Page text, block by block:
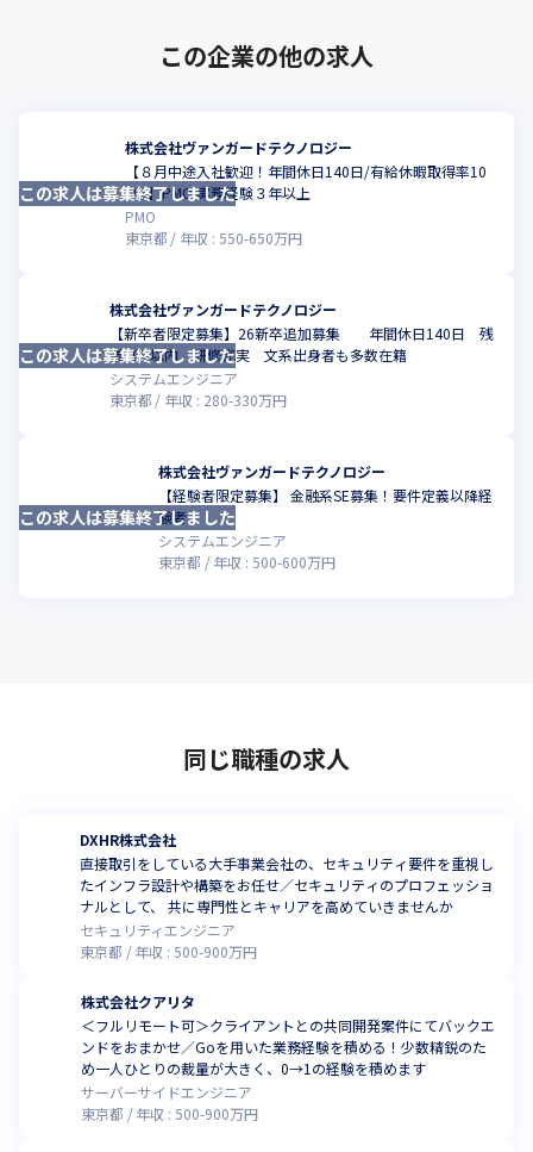
この企業の他の求人
株式会社ヴァンガードテクノロジー
【８月中途入社歓迎！年間休日140日/有給休暇取得率10
0％】PMO 実務経験３年以上
PMO
東京都
年収 : 550-650万円
この求人は募集終了しました
株式会社ヴァンガードテクノロジー
【新卒者限定募集】26新卒追加募集 年間休日140日 残
業10H以内 研修充実 文系出身者も多数在籍
システムエンジニア
東京都
年収 : 280-330万円
この求人は募集終了しました
株式会社ヴァンガードテクノロジー
【経験者限定募集】 金融系SE募集！要件定義以降経
験者
システムエンジニア
東京都
年収 :500-600万円
この求人は募集終了しました
同じ職種の求人
DXHR株式会社
直接取引をしている大手事業会社の、セキュリティ要件を重視し
たインフラ設計や構築をお任せ／セキュリティのプロフェッショ
ナルとして、 共に専門性とキャリアを高めていきませんか
セキュリティエンジニア
東京都
年収 : 500-900万円
株式会社クアリタ
＜フルリモート可＞クライアントとの共同開発案件にてバックエ
ンドをおまかせ／Goを用いた業務経験を積める！少数精鋭のた
め一人ひとりの裁量が大きく、0→1の経験を積めます
サーバーサイドエンジニア
東京都
年収 :500-900万円